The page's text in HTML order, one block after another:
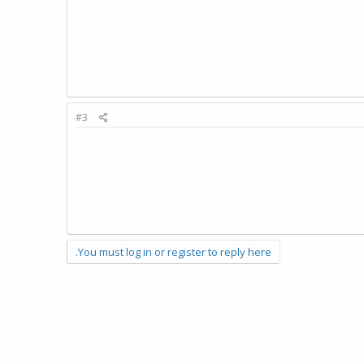
#3
You must log in or register to reply here.